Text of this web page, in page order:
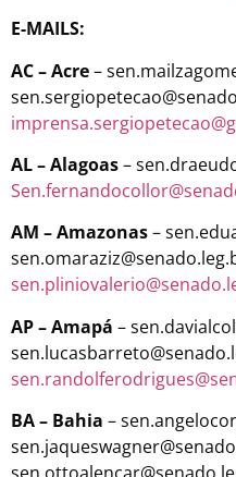
E-MAILS:
AC – Acre–
AL – Alagoas–
AM – Amazonas–
AP – Amapá –
BA – Bahia –